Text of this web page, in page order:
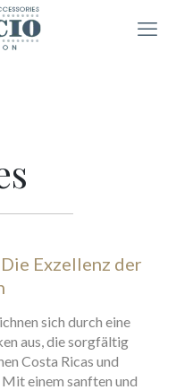
Exzellenz der
sich durch eine
aus, die sorgfältig
Costa Ricas und
einem sanften und